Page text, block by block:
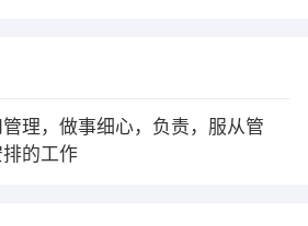
理，做事细心，负责，服从管
的工作